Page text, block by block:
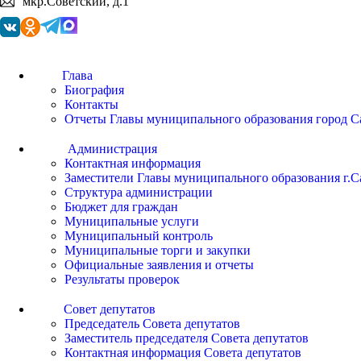
Глава
Биография
Контакты
Отчеты Главы муниципального образования город
Администрация
Контактная информация
Заместители Главы муниципального образования
Структура администрации
Бюджет для граждан
Муниципальные услуги
Муниципальный контроль
Муниципальные торги и закупки
Официальные заявления и отчеты
Результаты проверок
Совет депутатов
Председатель Совета депутатов
Заместитель председателя Совета депутатов
Контактная информация Совета депутатов